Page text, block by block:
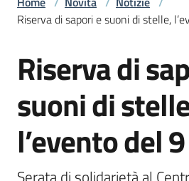
Amministrazione
Novità
Servizi
Riserva di sapori e suoni di stelle,
Salta al contenuto
Riserva di
suoni di
l’evento del